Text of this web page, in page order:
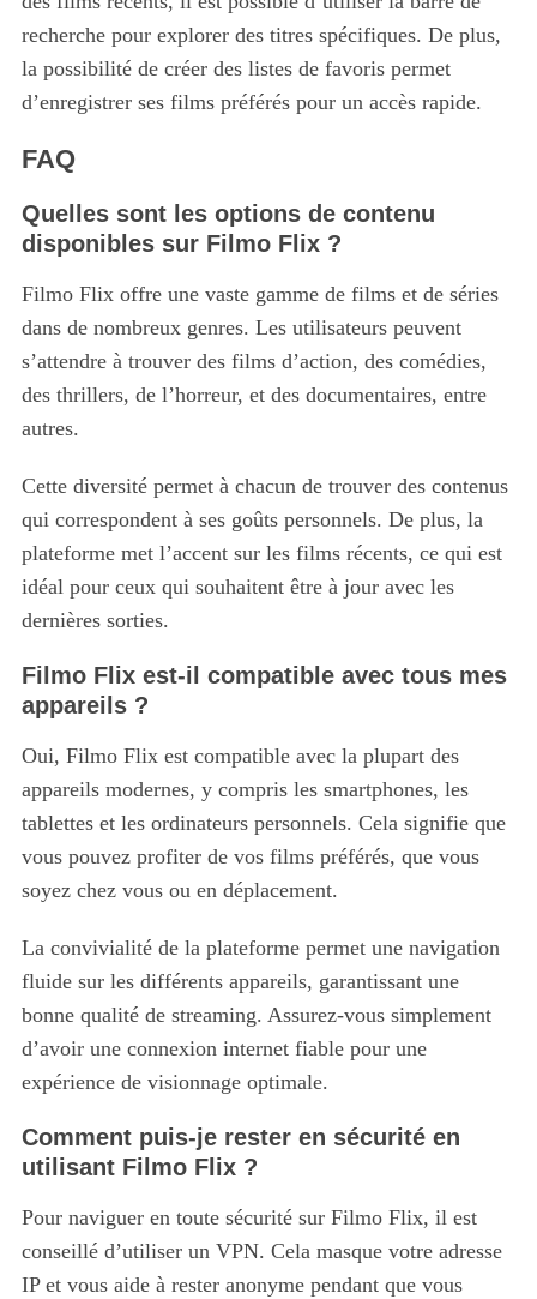
recherche pour explorer des titres spécifiques. De plus,
la possibilité de créer des listes de favoris permet
d’enregistrer ses films préférés pour un accès rapide.
FAQ
Quelles sont les options de contenu
disponibles sur Filmo Flix ?
Filmo Flix offre une vaste gamme de films et de séries
dans de nombreux genres. Les utilisateurs peuvent
s’attendre à trouver des films d’action, des comédies,
des thrillers, de l’horreur, et des documentaires, entre
autres.
Cette diversité permet à chacun de trouver des contenus
qui correspondent à ses goûts personnels. De plus, la
plateforme met l’accent sur les films récents, ce qui est
idéal pour ceux qui souhaitent être à jour avec les
dernières sorties.
Filmo Flix est-il compatible avec tous mes
appareils ?
Oui, Filmo Flix est compatible avec la plupart des
appareils modernes, y compris les smartphones, les
tablettes et les ordinateurs personnels. Cela signifie que
vous pouvez profiter de vos films préférés, que vous
soyez chez vous ou en déplacement.
La convivialité de la plateforme permet une navigation
fluide sur les différents appareils, garantissant une
bonne qualité de streaming. Assurez-vous simplement
d’avoir une connexion internet fiable pour une
expérience de visionnage optimale.
Comment puis-je rester en sécurité en
utilisant Filmo Flix ?
Pour naviguer en toute sécurité sur Filmo Flix, il est
conseillé d’utiliser un VPN. Cela masque votre adresse
IP et vous aide à rester anonyme pendant que vous
S